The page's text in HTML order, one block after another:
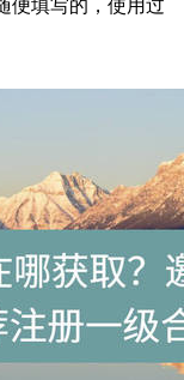
便填写的，使用过